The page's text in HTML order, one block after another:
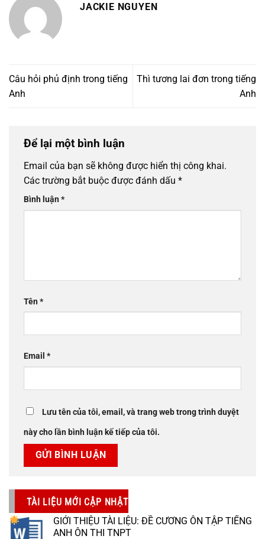
JACKIE NGUYEN
Câu hỏi phủ định trong tiếng
Anh
Thì tương lai đơn trong tiếng
Anh
Để lại một bình luận
Email của bạn sẽ không được hiển thị công khai.
Các trường bắt buộc được đánh dấu *
Bình luận*
Tên*
Email *
Lưu tên của tôi, email, và trang web trong trình duyệt
này cho lần bình luận kế tiếp của tôi.
TÀI LIỆU MỚI CẬP NHẬT
GIỚI THIỆU TÀI LIỆU: ĐỀ CƯƠNG ÔN TẬP TIẾNG
ANH ÔN THI TNPT